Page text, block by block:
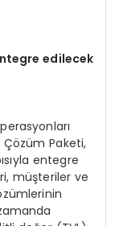
edilecek
Paketi,
entegre
müşteriler ve